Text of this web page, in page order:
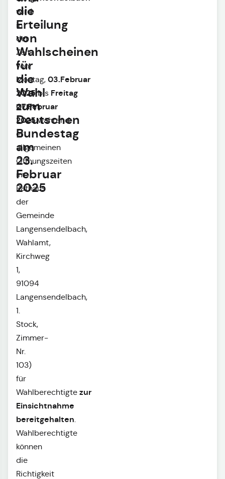
die
Erteilung
von
Wahlscheinen
für
die
Wahl
zum
Deutschen
Bundestag
am
23.
Februar
2025
wird
in
der
Zeit
von
Montag, 03.Februar
2025bis Freitag
07.Februar
2025während
er
allgemeinen
Öffnungszeiten
im
Rathaus
der
Gemeinde
Langensendelbach,
Wahlamt,
Kirchweg
1,
91094
Langensendelbach,
1.
Stock,
Zimmer-
Nr.
103)
für
Wahlberechtigte zur
Einsichtnahme
bereitgehalten.
Wahlberechtigte
können
die
Richtigkeit